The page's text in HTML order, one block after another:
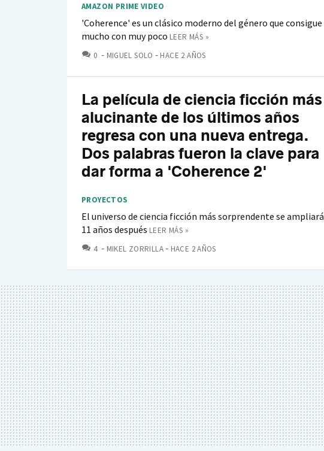
AMAZON PRIME VIDEO
'Coherence' es un clásico moderno del género que consigue
mucho con muy poco LEER MÁS »
0 COMENTARIOS
MIGUEL SOLO HACE 2 AÑOS
La película de ciencia ficción más
alucinante de los últimos años
regresa con una nueva entrega.
Dos palabras fueron la clave para
dar forma a 'Coherence 2'
PROYECTOS
El universo de ciencia ficción más sorprendente se ampliará
11 años después LEER MÁS »
4 COMENTARIOS
MIKEL ZORRILLA HACE 2 AÑOS